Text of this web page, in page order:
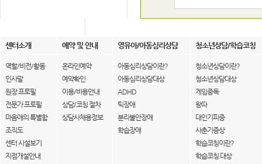
센터소개 예약 및 안내 영유아/아동심리상담 청소년상담/학습코칭
역할/비전/활동
인사말
원장 프로필
전문가 프로필
마음애의 특별함
조직도
센터 시설보기
지점개설안내
온라인예약
예약확인
이용/비용안내
상담/코칭 절차
상담사채용정보
아동심리상담이란?
아동심리상담대상
ADHD
틱장애
분리불안장애
학습장애
청소년상담이란?
청소년상담대상
게임중독
왕따
대인기피증
사춘기증상
학습코칭이란?
학습코칭 대상